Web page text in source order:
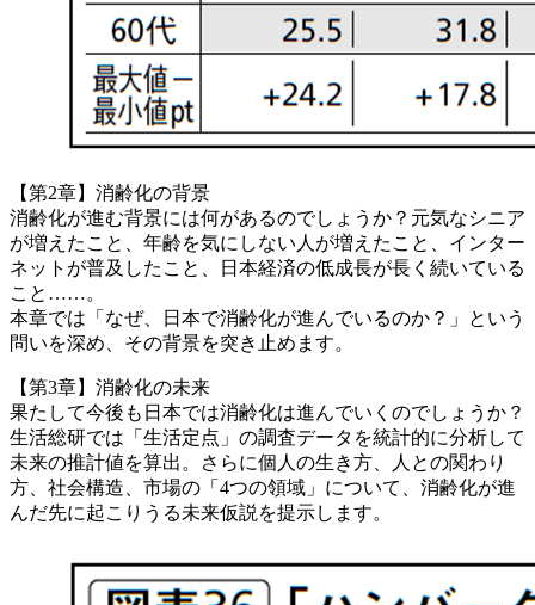
【第2章】消齢化の背景
消齢化が進む背景には何があるのでしょうか？元気なシニア
が増えたこと、年齢を気にしない人が増えたこと、インター
ネットが普及したこと、日本経済の低成長が長く続いている
こと……。
本章では「なぜ、日本で消齢化が進んでいるのか？」という
問いを深め、その背景を突き止めます。
【第3章】消齢化の未来
果たして今後も日本では消齢化は進んでいくのでしょうか？
生活総研では「生活定点」の調査データを統計的に分析して
未来の推計値を算出。さらに個人の生き方、人との関わり
方、社会構造、市場の「4つの領域」について、消齢化が進
んだ先に起こりうる未来仮説を提示します。